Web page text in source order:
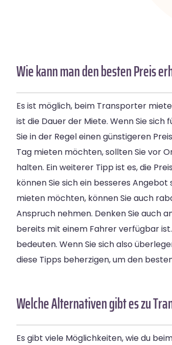
Wie kann man den besten Preis
Es ist möglich, beim Transporter
ist die Dauer der Miete. Wenn Sie
Sie in der Regel einen günstigeren
Tag mieten möchten, sollten Sie vor
halten. Ein weiterer Tipp ist es, die
können Sie sich ein besseres
mieten möchten, können Sie auch
Anspruch nehmen. Denken Sie auch
bereits mit einem Fahrer verfügbar
bedeuten. Wenn Sie sich also
diese Tipps beherzigen, um den
Welche Alternativen gibt es zu
Es gibt viele Möglichkeiten, wie du